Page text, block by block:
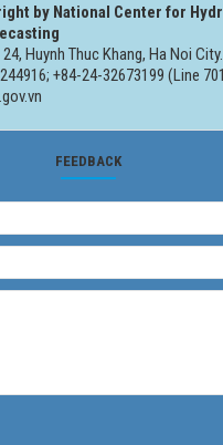
by National Center for
Huynh Thuc Khang, Ha Noi City.
+84-24-32673199 (Line
FEEDBACK